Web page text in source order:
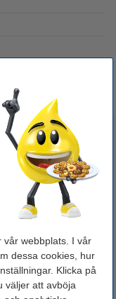
vår webbplats. I vår
dessa cookies, hur
Klicka på
väljer att avböja
A4 120my | 123ink
| L-öppning | 100st
kr Inkl. 25% Moms